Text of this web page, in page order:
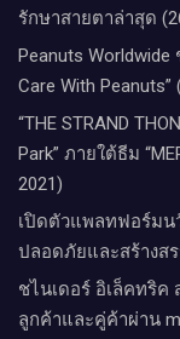
รักษาสายตาล่าสุด
Peanuts Worldwide
Care With
“THE STRAND
Park” ภายใต้ธีม
2021)
เปิดตัวแพลทฟอร์มน
ปลอดภัยและสร้างส
ชไนเดอร์ อิเล็คทริ
ลูกค้าและคู่ค้าผ่าน